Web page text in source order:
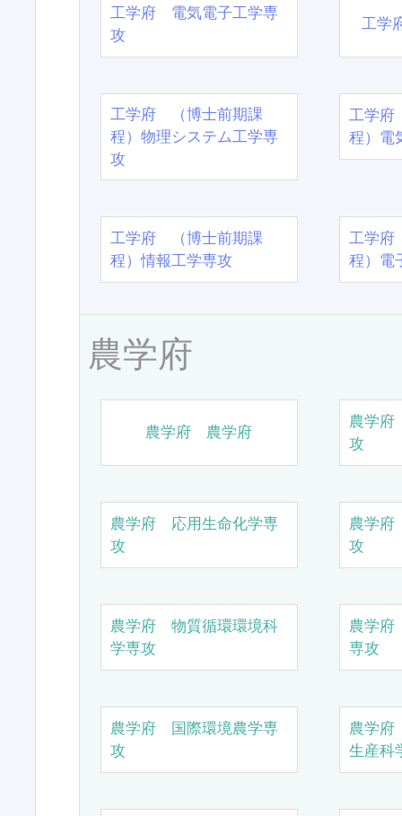
工学府 電気電子工学専
攻
工学
工学府 （博士前期課
程）物理システム工学専
攻
工学
程）電
工学府 （博士前期課
程）情報工学専攻
工学
程）電
農学府
農学府 農学府
農学
攻
農学府 応用生命化学専
攻
農学
攻
農学府 物質循環環境科
学専攻
農学
専攻
農学府 国際環境農学専
攻
農学
生産科